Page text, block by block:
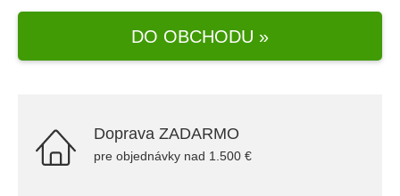
DO OBCHODU »
Doprava ZADARMO
pre objednávky nad 1.500 €